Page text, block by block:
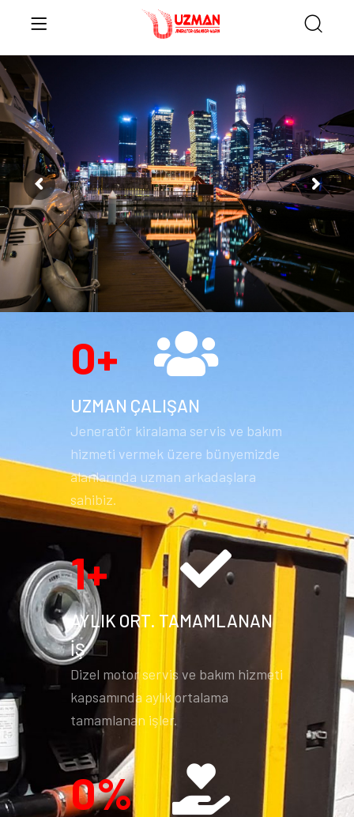
0+
UZMAN ÇALIŞAN
Jeneratör kiralama servis ve bakım
hizmeti vermek üzere bünyemizde
alanlarında uzman arkadaşlara
sahibiz.
1+
AYLIK ORT. TAMAMLANAN
İŞ
Dizel motor servis ve bakım hizmeti
kapsamında aylık ortalama
tamamlanan işler.
0%